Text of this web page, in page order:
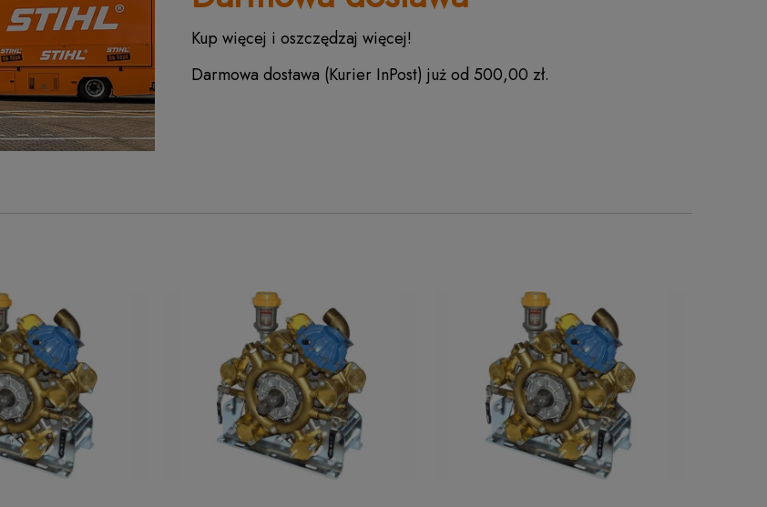
Kup więcej i oszczędzaj więcej!
Darmowa dostawa (Kurier InPost) już od 500,00 zł.